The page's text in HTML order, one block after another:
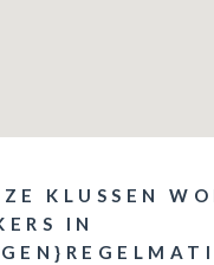
KLUSSEN
IN